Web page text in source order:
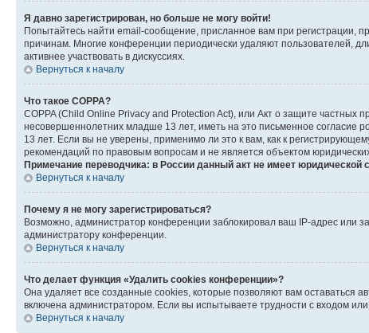
Я давно зарегистрирован, но больше не могу войти!
Попытайтесь найти email-сообщение, присланное вам при регистрации,
причинам. Многие конференции периодически удаляют пользователей,
активнее участвовать в дискуссиях.
Вернуться к началу
Что такое COPPA?
COPPA (Child Online Privacy and Protection Act), или Акт о защите
несовершеннолетних младше 13 лет, иметь на это письменное согласие
13 лет. Если вы не уверены, применимо ли это к вам, как к
рекомендаций по правовым вопросам и не является объектом
Примечание переводчика: в России данный акт не имеет юридической
Вернуться к началу
Почему я не могу зарегистрироваться?
Возможно, администратор конференции заблокировал ваш IP-адрес или
администратору конференции.
Вернуться к началу
Что делает функция «Удалить cookies конференции»?
Она удаляет все созданные cookies, которые позволяют вам оставаться
включена администратором. Если вы испытываете трудности с входом
Вернуться к началу